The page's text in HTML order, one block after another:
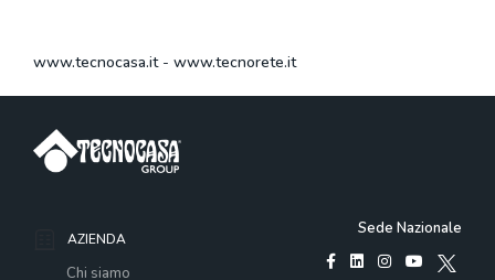
www.tecnocasa.it- www.tecnorete.it
AZIENDA
Chi siamo
Sede Nazionale